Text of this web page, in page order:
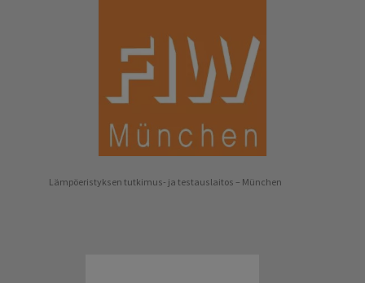
Lämpöeristyksen tutkimus- ja testauslaitos – München